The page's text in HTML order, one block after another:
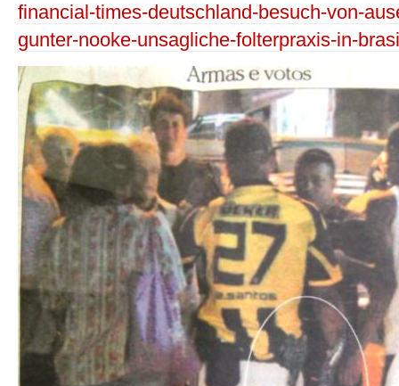
financial-times-deutschland-besuch-von-
gunter-nooke-unsagliche-folterpraxis-in-